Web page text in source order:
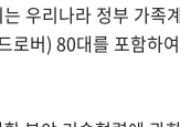
우리나라 정부 가족
로버) 80대를 포함하